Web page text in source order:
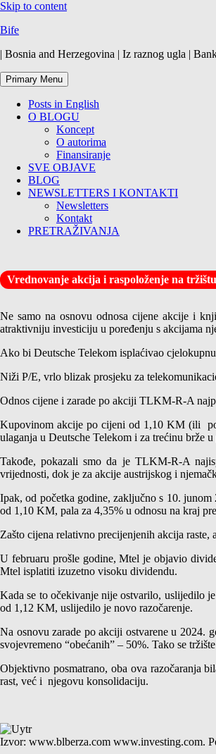
Skip to content
Bife
| Bosnia and Herzegovina | Iz raznog ugla |
Primary Menu
Posts in English
O BLOGU
Koncept
O autorima
Finansiranje
SVE OBJAVE
BLOG
NEWSLETTERS I KONTAKTI
Newsletters
Kontakt
PRETRAŽIVANJA
Vrednovanje akcija i raspoloženje na
Ne samo na osnovu odnosa cijene akcije i
atraktivniju investiciju u poređenju s akcijama
Ako bi Deutsche Telekom isplaćivao
Niži P/E, vrlo blizak prosjeku za
Odnos cijene i zarade po akciji TLKM-R-A
Kupovinom akcije po cijeni od 1,10 KM (ili po
ulaganja u Deutsche Telekom i za trećinu brže
Takođe, pokazali smo da je TLKM-R-A
vrijednosti, dok je za akcije austrijskog i
Ipak, od početka godine, zaključno s 10.
od 1,10 KM, pala za 4,35% u odnosu na kraj
Zašto cijena relativno precijenjenih akcija
U februaru prošle godine, Mtel je objavio
Mtel isplatiti izuzetno visoku dividendu.
Kada se to očekivanje nije ostvarilo, uslijedilo
od 1,12 KM, uslijedilo je novo razočarenje.
Na osnovu zarade po akciji ostvarene u 2024.
svojevremeno “obećanih” – 50%. Tako se
Objektivno posmatrano, oba ova razočaranja
rast, već i njegovu konsolidaciju.
Izvor: www.blberza.com www.investing.com.